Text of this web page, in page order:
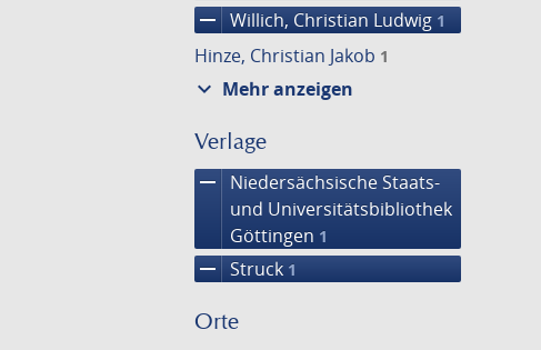
remove Willich, Christian Ludwig 1
Hinze, Christian Jakob 1
expand_more Mehr anzeigen
Verlage
remove
Niedersächsische Staats-
und Universitätsbibliothek
Göttingen 1
remove Struck 1
Orte